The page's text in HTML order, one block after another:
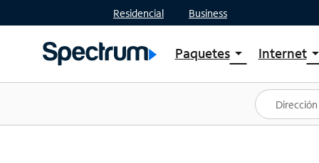
Residencial Business
Paquetesarrow_drop_down
Ver paquetes
Spectrum One
Mejores ofertas
Internetarrow_drop_down
Planes